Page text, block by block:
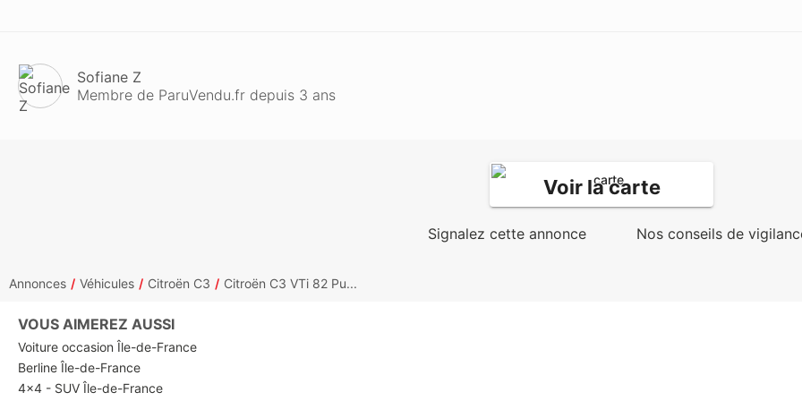
Sofiane Z
Membre de ParuVendu.fr depuis 3 ans
Voir la carte
Signalez cette annonce Nos conseils de
Annonces Véhicules Citroën C3 Citroën C3 VTi 82 Pu...
VOUS AIMEREZ AUSSI
Voiture occasion Île-de-France
Berline Île-de-France
4x4 - SUV Île-de-France